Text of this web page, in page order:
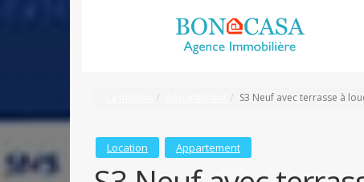
S3 Neuf avec terrasse à
Location Appartement